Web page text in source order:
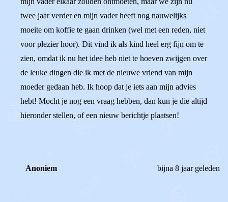
twee jaar verder en mijn vader heeft nog nauwelijks
moeite om koffie te gaan drinken (wel met een reden, niet
voor plezier hoor). Dit vind ik als kind heel erg fijn om te
zien, omdat ik nu het idee heb niet te hoeven zwijgen over
de leuke dingen die ik met de nieuwe vriend van mijn
moeder gedaan heb. Ik hoop dat je iets aan mijn advies
hebt! Mocht je nog een vraag hebben, dan kun je die altijd
hieronder stellen, of een nieuw berichtje plaatsen!
Anoniem bijna 8 jaar geleden